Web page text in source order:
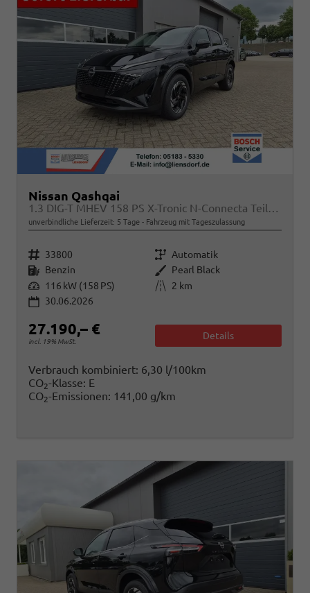
Nissan Qashqai
1.3 DIG-T MHEV 158 PS X-Tronic N-Connecta Teil-Leder PanoGlasdach Klimaautomatik Sitzheizung Lenkradheizung Navi ACC PDC v+h 360°Kamera DAB Bluetooth Touchscreen Apple CarPlay Android Auto 18"LM
unverbindliche Lieferzeit: 5 Tage Fahrzeug mit Tageszulassung
Fahrzeugnr. 33800 Getriebe Automatik
Kraftstoff Benzin Außenfarbe Pearl Black
Leistung 116 kW (158 PS) Kilometerstand
2 km
30.06.2026
27.190,– €
incl. 19% MwSt.
Details
Verbrauch kombiniert: 6,30 l/100km
CO2-Klasse: E
CO2-Emissionen: 141,00 g/km